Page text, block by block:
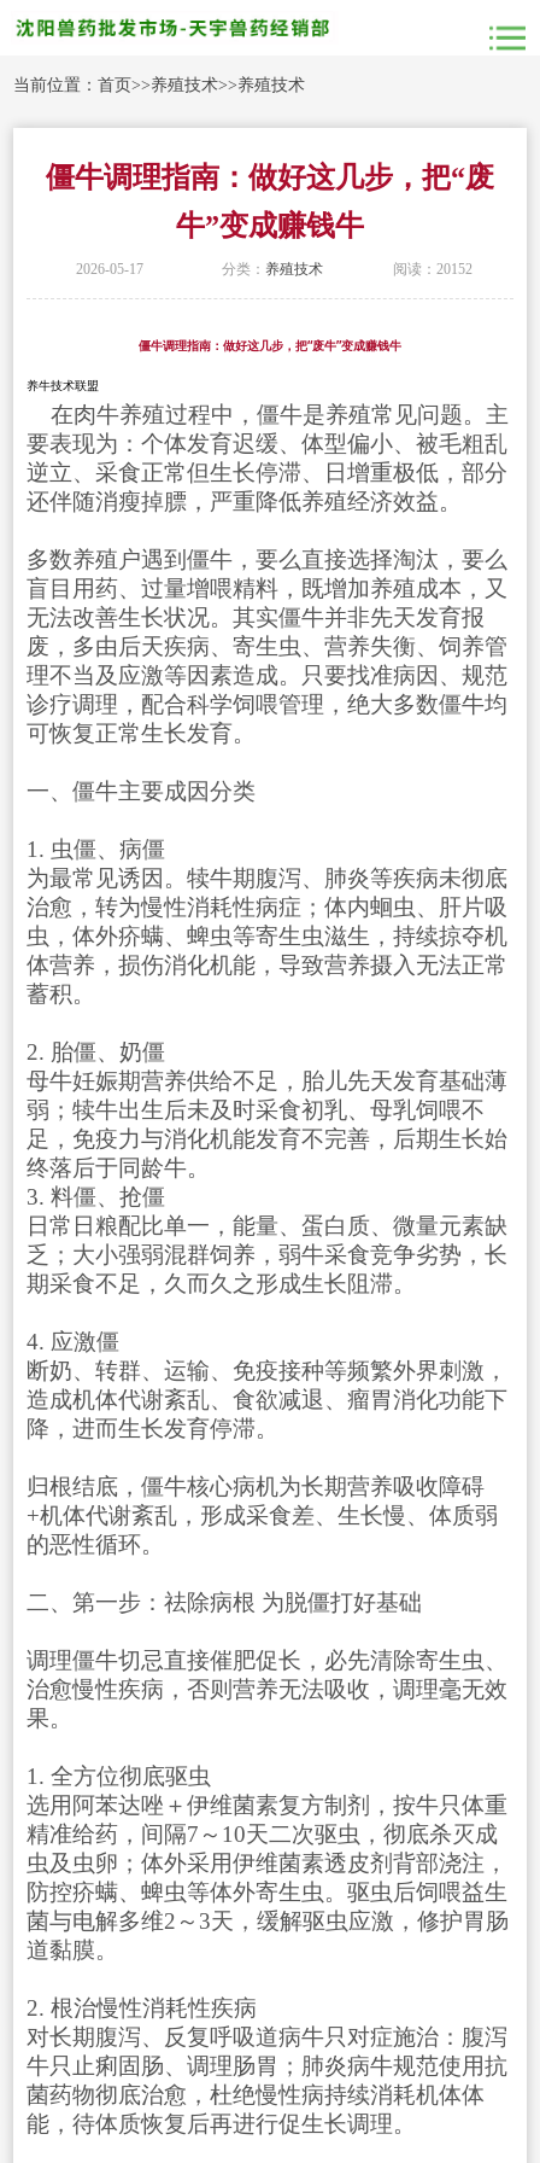
当前位置：首页>>养殖技术>>养殖技术
僵牛调理指南：做好这几步，把“废
牛”变成赚钱牛
2026-05-17 分类： 养殖技术 阅读：20152
僵牛调理指南：做好这几步，把“废牛”变成赚钱牛
养牛技术联盟
在肉牛养殖过程中，僵牛是养殖常见问题。主
要表现为：个体发育迟缓、体型偏小、被毛粗乱
逆立、采食正常但生长停滞、日增重极低，部分
还伴随消瘦掉膘，严重降低养殖经济效益。
多数养殖户遇到僵牛，要么直接选择淘汰，要么
盲目用药、过量增喂精料，既增加养殖成本，又
无法改善生长状况。其实僵牛并非先天发育报
废，多由后天疾病、寄生虫、营养失衡、饲养管
理不当及应激等因素造成。只要找准病因、规范
诊疗调理，配合科学饲喂管理，绝大多数僵牛均
可恢复正常生长发育。
一、僵牛主要成因分类
1. 虫僵、病僵
为最常见诱因。犊牛期腹泻、肺炎等疾病未彻底
治愈，转为慢性消耗性病症；体内蛔虫、肝片吸
虫，体外疥螨、蜱虫等寄生虫滋生，持续掠夺机
体营养，损伤消化机能，导致营养摄入无法正常
蓄积。
2. 胎僵、奶僵
母牛妊娠期营养供给不足，胎儿先天发育基础薄
弱；犊牛出生后未及时采食初乳、母乳饲喂不
足，免疫力与消化机能发育不完善，后期生长始
终落后于同龄牛。
3. 料僵、抢僵
日常日粮配比单一，能量、蛋白质、微量元素缺
乏；大小强弱混群饲养，弱牛采食竞争劣势，长
期采食不足，久而久之形成生长阻滞。
4. 应激僵
断奶、转群、运输、免疫接种等频繁外界刺激，
造成机体代谢紊乱、食欲减退、瘤胃消化功能下
降，进而生长发育停滞。
归根结底，僵牛核心病机为长期营养吸收障碍
+机体代谢紊乱，形成采食差、生长慢、体质弱
的恶性循环。
二、第一步：祛除病根 为脱僵打好基础
调理僵牛切忌直接催肥促长，必先清除寄生虫、
治愈慢性疾病，否则营养无法吸收，调理毫无效
果。
1. 全方位彻底驱虫
选用阿苯达唑＋伊维菌素复方制剂，按牛只体重
精准给药，间隔7～10天二次驱虫，彻底杀灭成
虫及虫卵；体外采用伊维菌素透皮剂背部浇注，
防控疥螨、蜱虫等体外寄生虫。驱虫后饲喂益生
菌与电解多维2～3天，缓解驱虫应激，修护胃肠
道黏膜。
2. 根治慢性消耗性疾病
对长期腹泻、反复呼吸道病牛只对症施治：腹泻
牛只止痢固肠、调理肠胃；肺炎病牛规范使用抗
菌药物彻底治愈，杜绝慢性病持续消耗机体体
能，待体质恢复后再进行促生长调理。